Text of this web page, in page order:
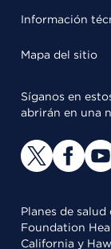
Información
Mapa del sitio
Síganos en
abrirán en una
Planes de
Foundation
California y